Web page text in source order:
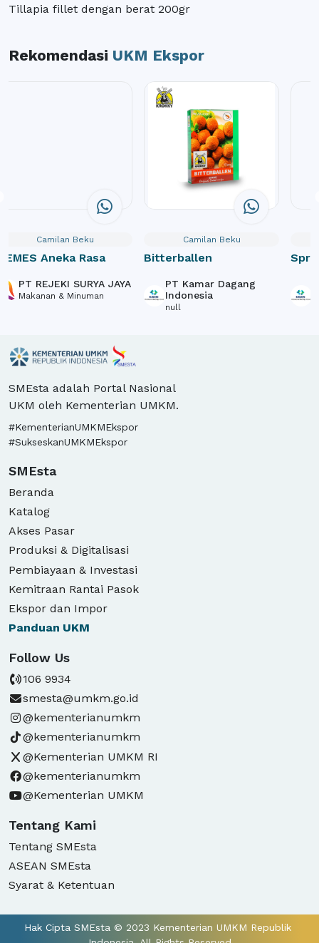
Tillapia fillet dengan berat 200gr
Rekomendasi UKM Ekspor
Camilan Beku
Aneka Rasa
PT REJEKI SURYA JAYA
Makanan & Minuman
Camilan Beku
Bitterballen
PT Kamar Dagang
Indonesia
null
SMEsta adalah Portal Nasional
UKM oleh Kementerian UMKM.
#KementerianUMKMEkspor
#SukseskanUMKMEkspor
SMEsta
Beranda
Katalog
Akses Pasar
Produksi & Digitalisasi
Pembiayaan & Investasi
Kemitraan Rantai Pasok
Ekspor dan Impor
Panduan UKM
Follow Us
106 9934
smesta@umkm.go.id
@kementerianumkm
@kementerianumkm
@Kementerian UMKM RI
@kementerianumkm
@Kementerian UMKM
Tentang Kami
Tentang SMEsta
ASEAN SMEsta
Syarat & Ketentuan
Hak Cipta SMEsta © 2023 Kementerian UMKM Republik